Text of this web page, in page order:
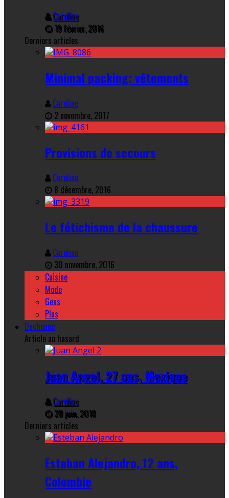
Caroline
19 février, 2016
Derniers articles
Minimal packing: vêtements
Caroline
2 novembre, 2017
Provisions de secours
Caroline
8 décembre, 2016
Le fétichisme de la chaussure
Caroline
30 novembre, 2016
Cuisine
Mode
Gens
Plus
Duchenne
Article au hasard
Juan Angel, 27 ans, Mexique
Caroline
20 juin, 2018
Derniers articles
Esteban Alejandro, 12 ans,
Colombie